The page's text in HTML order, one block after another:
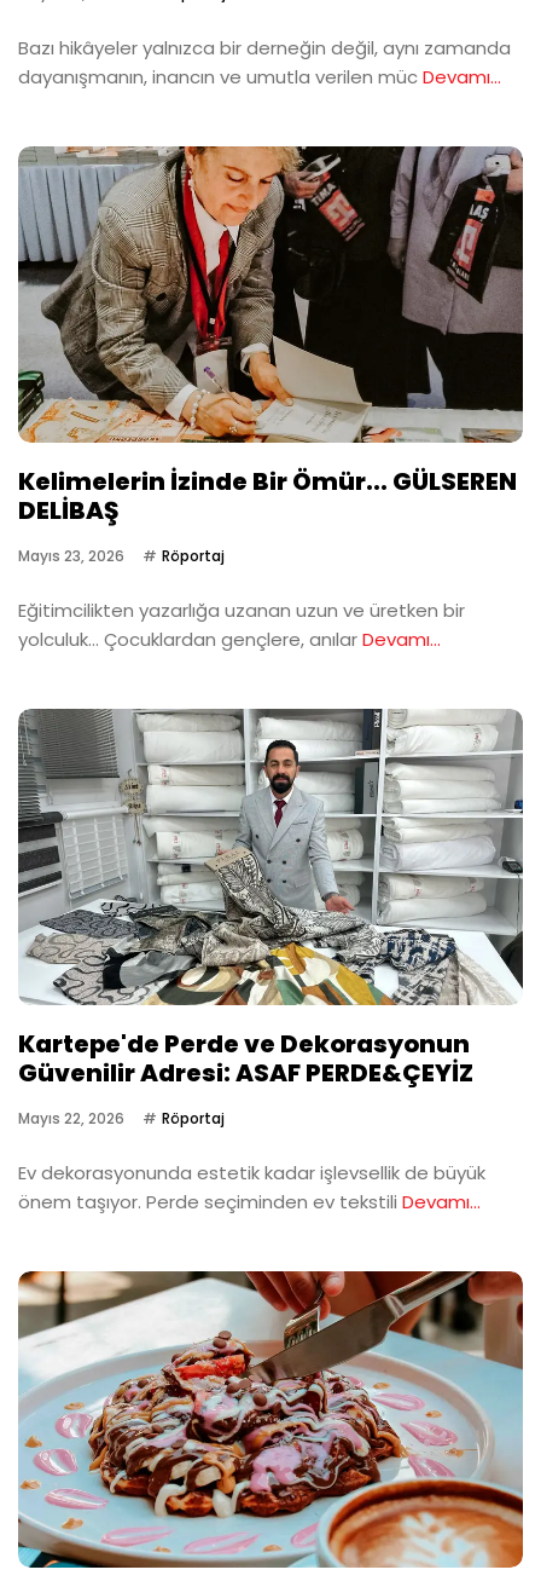
Bazı hikâyeler yalnızca bir derneğin değil, aynı zamanda
dayanışmanın, inancın ve umutla verilen mücDevamı...
Kelimelerin İzinde Bir Ömür... GÜLSEREN
DELİBAŞ
Mayıs 23, 2026 Röportaj
Eğitimcilikten yazarlığa uzanan uzun ve üretken bir
yolculuk… Çocuklardan gençlere, anılarDevamı...
Kartepe'de Perde ve Dekorasyonun
Güvenilir Adresi: ASAF PERDE&ÇEYİZ
Mayıs 22, 2026 Röportaj
Ev dekorasyonunda estetik kadar işlevsellik de büyük
önem taşıyor. Perde seçiminden ev tekstili Devamı...